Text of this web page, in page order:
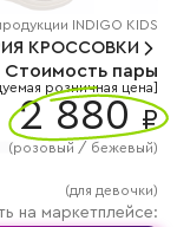
INDIGO KIDS
КРОССОВКИ
Стоимость пары
розничная цена]
2 880 ₽
(розовый / бежевый)
(для девочки)
на маркетплейсе: